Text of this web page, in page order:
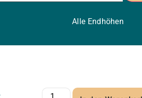
Alle Endhöhen